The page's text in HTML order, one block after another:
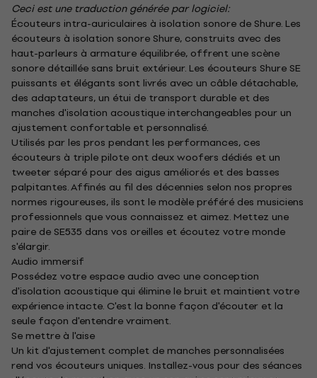
Ceci est une traduction générée par logiciel:
Écouteurs intra-auriculaires à isolation sonore de Shure. Les
écouteurs à isolation sonore Shure, construits avec des
haut-parleurs à armature équilibrée, offrent une scène
sonore détaillée sans bruit extérieur. Les écouteurs Shure SE
puissants et élégants sont livrés avec un câble détachable,
des adaptateurs, un étui de transport durable et des
manches d'isolation acoustique interchangeables pour un
ajustement confortable et personnalisé.
Utilisés par les pros pendant les performances, ces
écouteurs à triple pilote ont deux woofers dédiés et un
tweeter séparé pour des aigus améliorés et des basses
palpitantes. Affinés au fil des décennies selon nos propres
normes rigoureuses, ils sont le modèle préféré des musiciens
professionnels que vous connaissez et aimez. Mettez une
paire de SE535 dans vos oreilles et écoutez votre monde
s'élargir.
Audio immersif
Possédez votre espace audio avec une conception
d'isolation acoustique qui élimine le bruit et maintient votre
expérience intacte. C'est la bonne façon d'écouter et la
seule façon d'entendre vraiment.
Se mettre à l'aise
Un kit d'ajustement complet de manches personnalisées
rend vos écouteurs uniques. Installez-vous pour des séances